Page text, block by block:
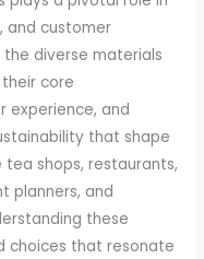
and customer
diverse materials
core
experience, and
that shape
shops, restaurants,
planners, and
these
choices that resonate